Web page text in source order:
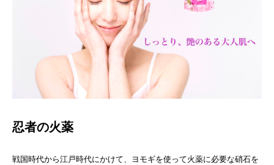
忍者の火薬
戦国時代から江戸時代にかけて、ヨモギを使って火薬に必要な硝石を